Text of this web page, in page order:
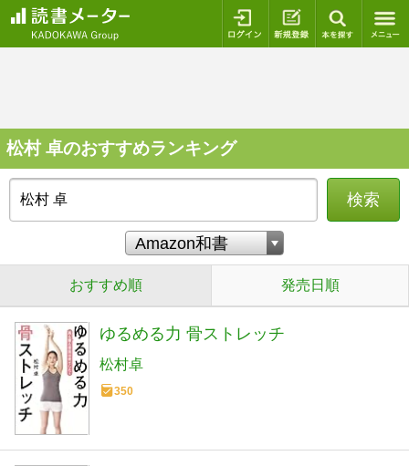
ログイン 新規登録
松村 卓のおすすめランキング
検索
おすすめ順 発売日順
ゆるめる力 骨ストレッチ
松村卓
350